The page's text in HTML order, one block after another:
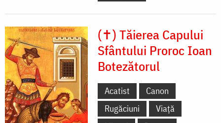
(✝) Tăierea Capului
Sfântului Proroc Ioan
Botezătorul
Acatist
Canon
Rugăciuni
Viață